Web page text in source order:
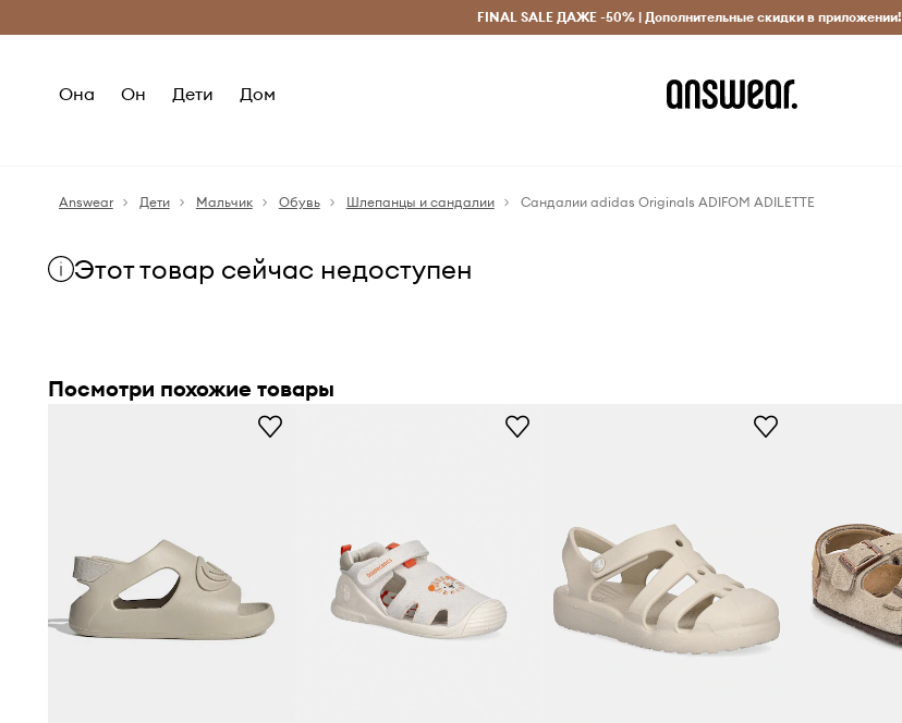
Бесплатная доставка из ЕС (от 2800 грн) Исключительно оригинальные товары
FINAL SALE ДАЖЕ -50% | Дополнительные скидки в приложении!
Она Он Дети Дом
Answear Дети Мальчик Обувь Шлепанцы и сандалии Сандалии adidas Originals ADIFOM ADILETTE
Этот товар сейчас недоступен
Посмотри похожие товары